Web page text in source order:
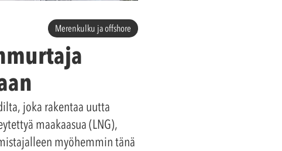
Merenkulku ja offshore
joka rakentaa uutta
maakaasua (LNG),
myöhemmin tänä